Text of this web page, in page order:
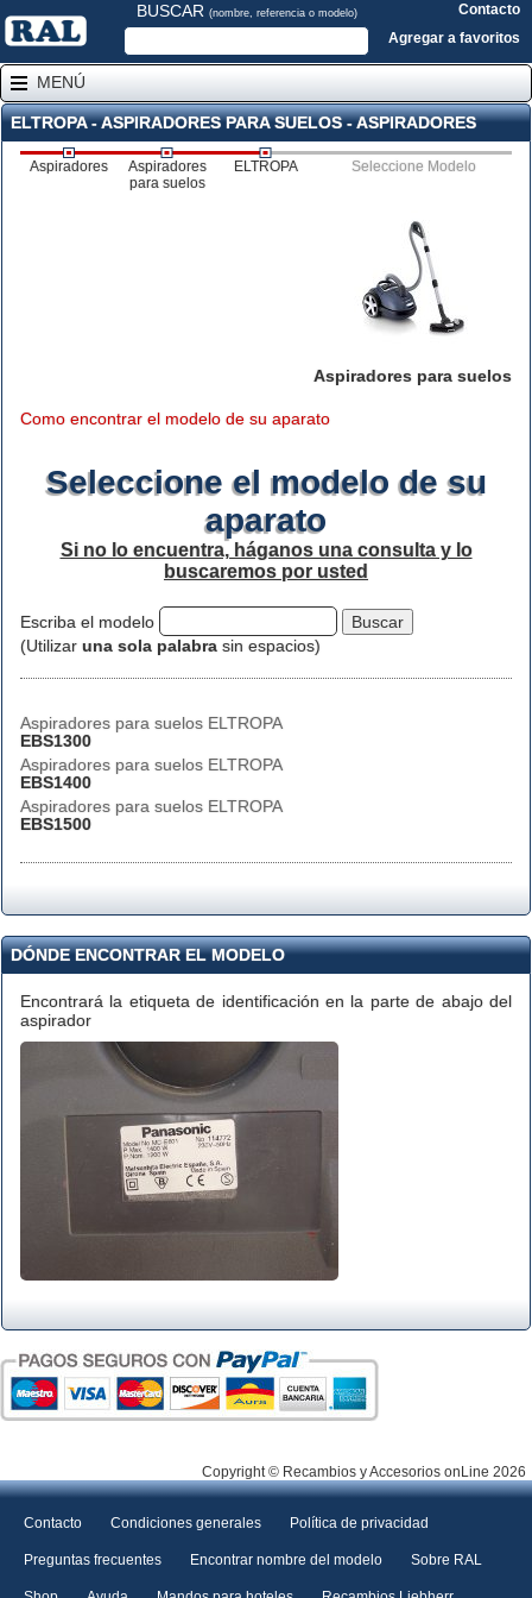
BUSCAR (nombre, referencia o modelo)
Contacto
Agregar a favoritos
MENÚ
ELTROPA - ASPIRADORES PARA SUELOS - ASPIRADORES
Aspiradores
Aspiradores
para suelos
ELTROPA Seleccione Modelo
Aspiradores para suelos
Como encontrar el modelo de su aparato
Seleccione el modelo de su
aparato
Si no lo encuentra, háganos una consulta y lo
buscaremos por usted
Escriba el modelo
(Utilizar una sola palabra sin espacios)
Aspiradores para suelos ELTROPA
EBS1300
Aspiradores para suelos ELTROPA
EBS1400
Aspiradores para suelos ELTROPA
EBS1500
DÓNDE ENCONTRAR EL MODELO
Encontrará la etiqueta de identificación en la parte de abajo del
aspirador
Copyright © Recambios y Accesorios onLine 2026
Contacto Condiciones generales Política de privacidad
Preguntas frecuentes Encontrar nombre del modelo Sobre RAL